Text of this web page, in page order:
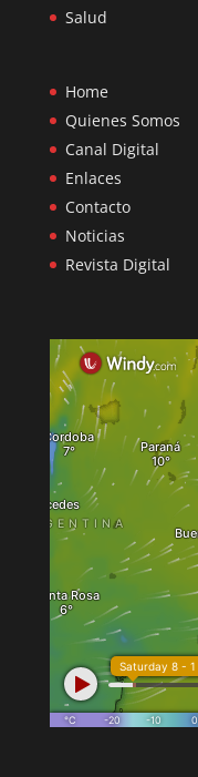
Salud
Home
Quienes Somos
Canal Digital
Enlaces
Contacto
Noticias
Revista Digital